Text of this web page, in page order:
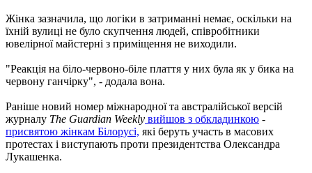
Жінка зазначила, що логіки в затриманні немає, оскільки на
їхній вулиці не було скупчення людей, співробітники
ювелірної майстерні з приміщення не виходили.
"Реакція на біло-червоно-біле плаття у них була як у бика на
червону ганчірку", - додала вона.
Раніше новий номер міжнародної та австралійської версій
журналу The Guardian Weekly вийшов з обкладинкою -
присвятою жінкам Білорусі, які беруть участь в масових
протестах і виступають проти президентства Олександра
Лукашенка.